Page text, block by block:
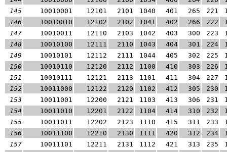
145
10010001 12101 2101 1040 401 265 221
146
10010010 12102 2102 1041 402 266 222
147
10010011 12110 2103 1042 403 300 223
148
10010100 12111 2110 1043 404 301 224
149
10010101 12112 2111 1044 405 302 225
150
10010110 12120 2112 1100 410 303 226
151
10010111 12121 2113 1101 411 304 227
152
10011000 12122 2120 1102 412 305 230
153
10011001 12200 2121 1103 413 306 231
154
10011010 12201 2122 1104 414 310 232
155
10011011 12202 2123 1110 415 311 233
156
10011100 12210 2130 1111 420 312 234
157
10011101 12211 2131 1112 421 313 235